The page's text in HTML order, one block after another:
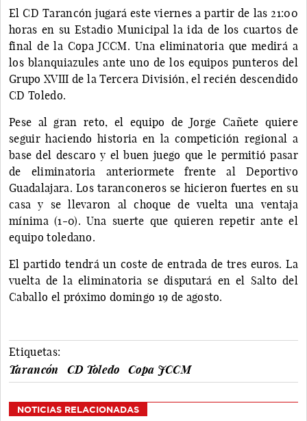
El CD Tarancón jugará este viernes a partir de las 21:00
horas en su Estadio Municipal la ida de los cuartos de
final de la Copa JCCM. Una eliminatoria que medirá a
los blanquiazules ante uno de los equipos punteros del
Grupo XVIII de la Tercera División, el recién descendido
CD Toledo.
Pese al gran reto, el equipo de Jorge Cañete quiere
seguir haciendo historia en la competición regional a
base del descaro y el buen juego que le permitió pasar
de eliminatoria anteriormete frente al Deportivo
Guadalajara. Los taranconeros se hicieron fuertes en su
casa y se llevaron al choque de vuelta una ventaja
mínima (1-0). Una suerte que quieren repetir ante el
equipo toledano.
El partido tendrá un coste de entrada de tres euros. La
vuelta de la eliminatoria se disputará en el Salto del
Caballo el próximo domingo 19 de agosto.
Etiquetas:
Tarancón
CD Toledo Copa JCCM
NOTICIAS RELACIONADAS